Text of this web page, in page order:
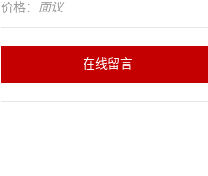
价格： 面议
在线留言